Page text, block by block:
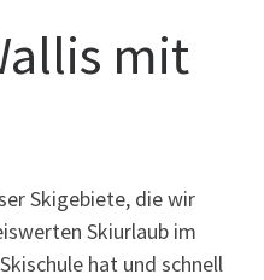
mit
Skigebiete, die wir
Skiurlaub im
hat und schnell